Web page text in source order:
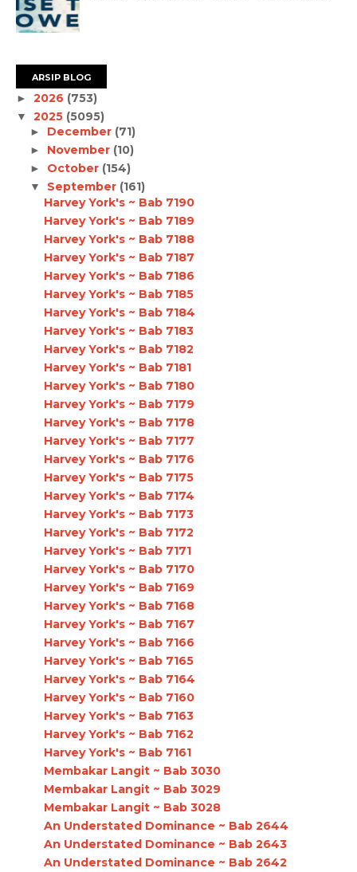
ARSIP BLOG
► 2026 (753)
▼ 2025 (5095)
► December (71)
► November (10)
► October (154)
▼ September (161)
Harvey York's ~ Bab 7190
Harvey York's ~ Bab 7189
Harvey York's ~ Bab 7188
Harvey York's ~ Bab 7187
Harvey York's ~ Bab 7186
Harvey York's ~ Bab 7185
Harvey York's ~ Bab 7184
Harvey York's ~ Bab 7183
Harvey York's ~ Bab 7182
Harvey York's ~ Bab 7181
Harvey York's ~ Bab 7180
Harvey York's ~ Bab 7179
Harvey York's ~ Bab 7178
Harvey York's ~ Bab 7177
Harvey York's ~ Bab 7176
Harvey York's ~ Bab 7175
Harvey York's ~ Bab 7174
Harvey York's ~ Bab 7173
Harvey York's ~ Bab 7172
Harvey York's ~ Bab 7171
Harvey York's ~ Bab 7170
Harvey York's ~ Bab 7169
Harvey York's ~ Bab 7168
Harvey York's ~ Bab 7167
Harvey York's ~ Bab 7166
Harvey York's ~ Bab 7165
Harvey York's ~ Bab 7164
Harvey York's ~ Bab 7160
Harvey York's ~ Bab 7163
Harvey York's ~ Bab 7162
Harvey York's ~ Bab 7161
Membakar Langit ~ Bab 3030
Membakar Langit ~ Bab 3029
Membakar Langit ~ Bab 3028
An Understated Dominance ~ Bab 2644
An Understated Dominance ~ Bab 2643
An Understated Dominance ~ Bab 2642